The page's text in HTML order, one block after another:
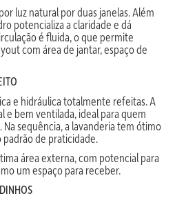
luz natural por duas janelas. Além
potencializa a claridade e dá
é fluida, o que permite
com área de jantar, espaço de
e hidráulica totalmente refeitas. A
e bem ventilada, ideal para quem
sequência, a lavanderia tem ótimo
de praticidade.
área externa, com potencial para
um espaço para receber.